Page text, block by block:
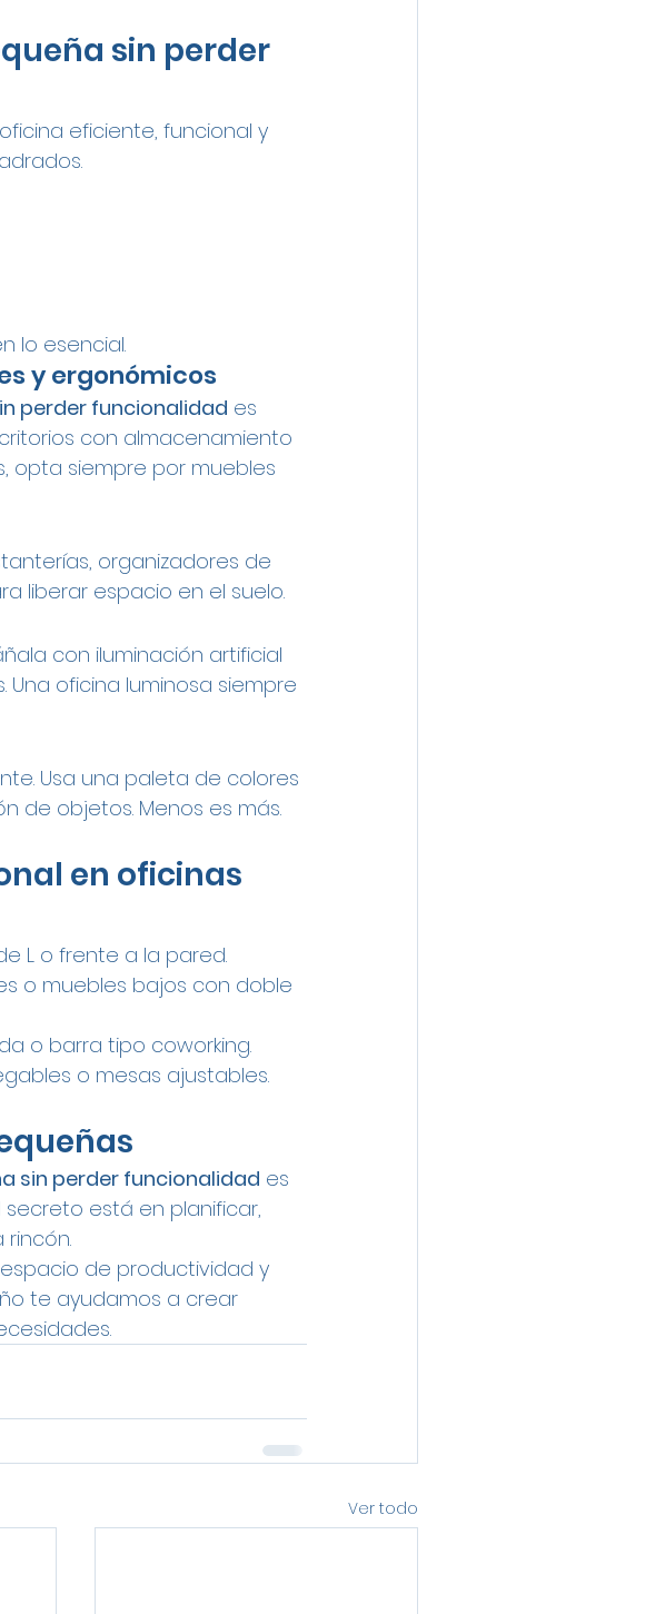
sin perder
eficiente, funcional y
lo esencial.
y ergonómicos
perder funcionalidad es
con almacenamiento
opta siempre por muebles
organizadores de
liberar espacio en el suelo.
con iluminación artificial
oficina luminosa siempre
Usa una paleta de colores
de objetos. Menos es más.
en oficinas
L o frente a la pared.
o muebles bajos con doble
o barra tipo coworking.
o mesas ajustables.
sin perder funcionalidad es
está en planificar,
de productividad y
te ayudamos a crear
Ver todo